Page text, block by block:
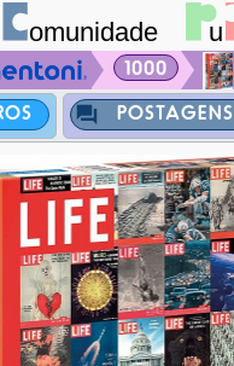
1000
POSTAGENS